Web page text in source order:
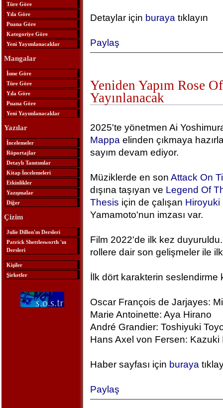
Türe Göre
Yıla Göre
Puana Göre
Kategoriye Göre
Yeni Yayımlanacaklar
Mangalar
İsme Göre
Türe Göre
Yıla Göre
Puana Göre
Yeni Yayımlanacaklar
Yazılar
İncelemeler
Röportajlar
Detaylı Tanıtımlar
Kitap İncelemeleri
Etkinlikler
Yazışmalar
Diğer
Çizim
Julie Dillon'ın Dersleri
Patrick Shettlesworth 'ın
Dersleri
Kişiler
Şirketler
Detaylar için buraya tıklayın
Paylaş
Yeniden Yapım Rose
Yayınlanacak
2025'te yönetmen Ai
Mappa elinden çıkmaya
sayım devam ediyor.
Müziklerde en son Attack On
dışına taşıyan ve Legend Of
Thesis için de çalışan Hiroyuki
Yamamoto'nun imzası var.
Film 2022'de ilk kez
rollere dair son gelişmeler ile ilk
İlk dört karakterin seslendirme
Oscar François de Jarjayes:
Marie Antoinette: Aya Hirano
André Grandier: Toshiyuki
Hans Axel von Fersen: Kazuki
Haber sayfası için buraya
Paylaş